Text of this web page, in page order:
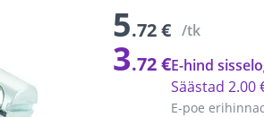
5.72 € /tk
3.72 €
E-poe
Säästad 2.00
E-hind